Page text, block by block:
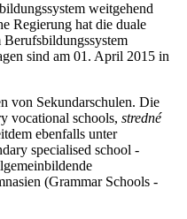
weitgehend
Regierung hat die duale
sind am 01. April 2015 in
von Sekundarschulen. Die
vocational schools, stredné
ebenfalls unter
specialised school -
(Grammar Schools -